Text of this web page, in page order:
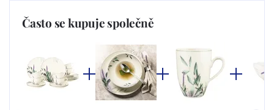
Často se kupuje společně